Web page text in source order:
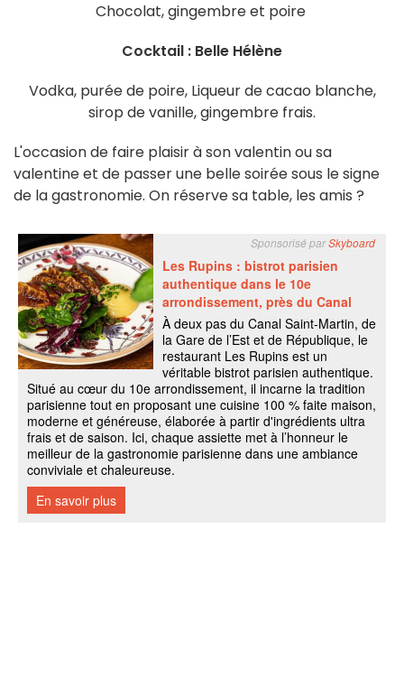
Chocolat, gingembre et poire
Cocktail : Belle Hélène
Vodka, purée de poire, Liqueur de cacao blanche,
sirop de vanille, gingembre frais.
L'occasion de faire plaisir à son valentin ou sa
valentine et de passer une belle soirée sous le signe
de la gastronomie. On réserve sa table, les amis ?